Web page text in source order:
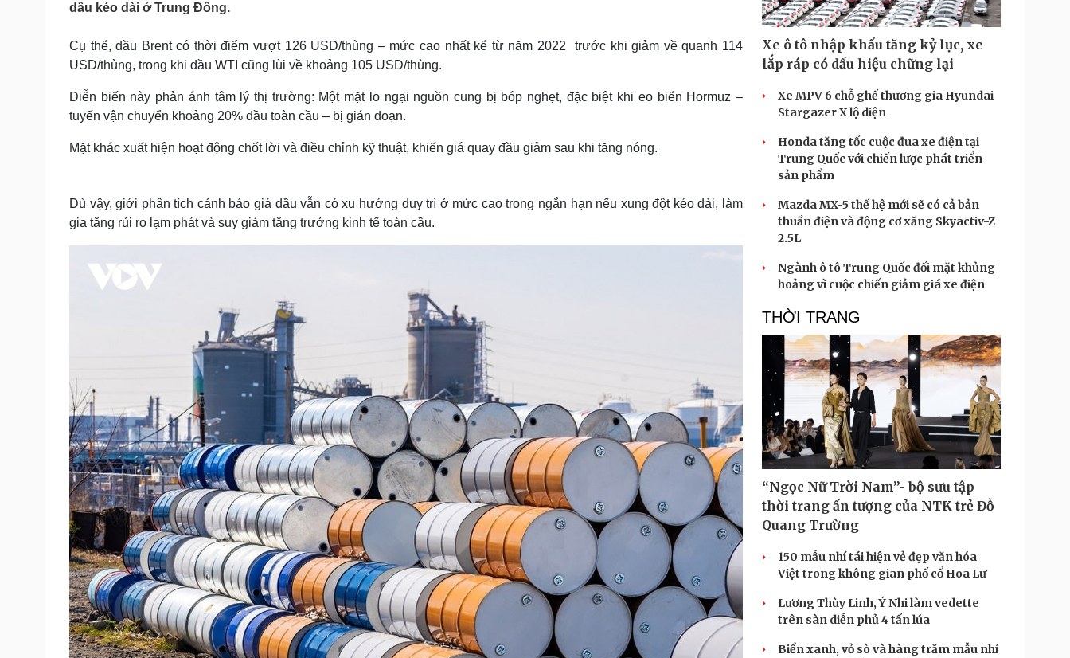
Vì cộng đồng
Chuyển đổi số
Sức khỏe
Dinh dưỡng - món ngon
Cây thuốc
Sản phụ khoa
Nhi khoa
Nam khoa
Làm đẹp - giảm cân
Đời sống
Nhà đẹp
Blog
Tình yêu - Gia đình
Văn hóa
Sân khấu - Điện ảnh
Văn học
Âm nhạc
Di sản
Giải trí
Thời trang
Du lịch
Podcast
Câu chuyện thời sự
Đọc truyện đêm khuya
Cửa sổ tình yêu
Hạt giống tâm hồn
Cải chính
dầu kéo dài ở Trung Đông.
Cụ thể, dầu Brent có thời điểm vượt 126 USD/thùng – mức cao nhất kể từ năm 2022 trước khi giảm về quanh 114
USD/thùng, trong khi dầu WTI cũng lùi về khoảng 105 USD/thùng.
Diễn biến này phản ánh tâm lý thị trường: Một mặt lo ngại nguồn cung bị bóp nghẹt, đặc biệt khi eo biển Hormuz –
tuyến vận chuyển khoảng 20% dầu toàn cầu – bị gián đoạn.
Mặt khác xuất hiện hoạt động chốt lời và điều chỉnh kỹ thuật, khiến giá quay đầu giảm sau khi tăng nóng.
Dù vậy, giới phân tích cảnh báo giá dầu vẫn có xu hướng duy trì ở mức cao trong ngắn hạn nếu xung đột kéo dài, làm
gia tăng rủi ro lạm phát và suy giảm tăng trưởng kinh tế toàn cầu.
Xe ô tô nhập khẩu tăng kỷ lục, xe
lắp ráp có dấu hiệu chững lại
Xe MPV 6 chỗ ghế thương gia Hyundai
Stargazer X lộ diện
Honda tăng tốc cuộc đua xe điện tại
Trung Quốc với chiến lược phát triển
sản phẩm
Mazda MX-5 thế hệ mới sẽ có cả bản
thuần điện và động cơ xăng Skyactiv-Z
2.5L
Ngành ô tô Trung Quốc đối mặt khủng
hoảng vì cuộc chiến giảm giá xe điện
THỜI TRANG
“Ngọc Nữ Trời Nam”- bộ sưu tập
thời trang ấn tượng của NTK trẻ Đỗ
Quang Trường
150 mẫu nhí tái hiện vẻ đẹp văn hóa
Việt trong không gian phố cổ Hoa Lư
Lương Thùy Linh, Ý Nhi làm vedette
trên sàn diễn phủ 4 tấn lúa
Biển xanh, vỏ sò và hàng trăm mẫu nhí